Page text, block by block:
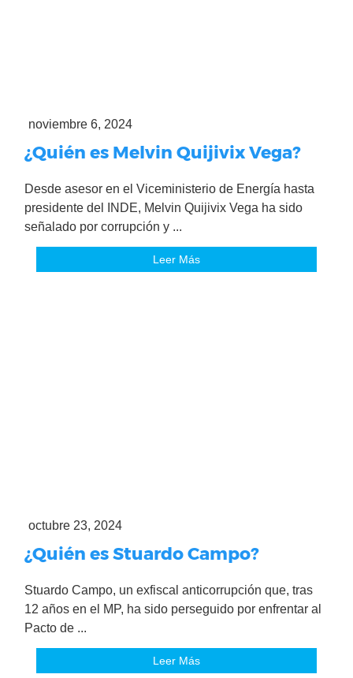
noviembre 6, 2024
¿Quién es Melvin Quijivix Vega?
Desde asesor en el Viceministerio de Energía hasta
presidente del INDE, Melvin Quijivix Vega ha sido
señalado por corrupción y ...
Leer Más
octubre 23, 2024
¿Quién es Stuardo Campo?
Stuardo Campo, un exfiscal anticorrupción que, tras
12 años en el MP, ha sido perseguido por enfrentar al
Pacto de ...
Leer Más